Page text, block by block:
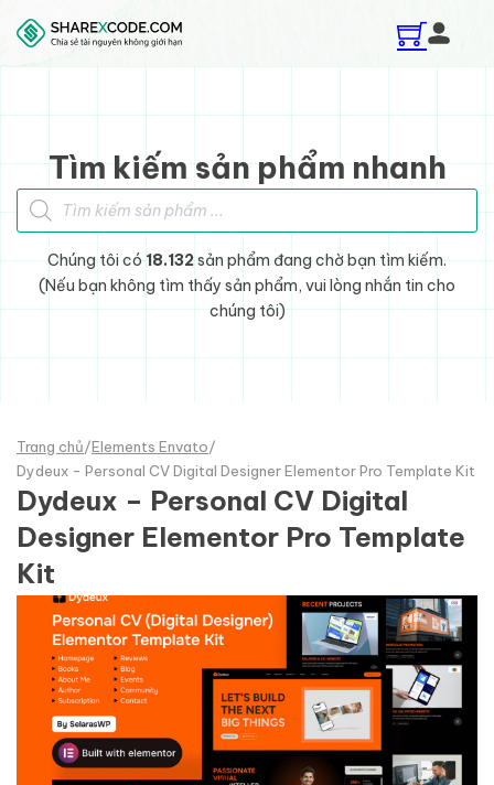
Skip to main content
Skip to footer
Tìm kiếm sản phẩm nhanh
Tìm kiếm sản phẩm
Chúng tôi có 18.132sản phẩm đang chờ bạn tìm kiếm.
(Nếu bạn không tìm thấy sản phẩm, vui lòng nhắn tin cho
chúng tôi)
Trang chủ/Elements Envato/
Dydeux - Personal CV Digital Designer Elementor Pro Template Kit
Dydeux – Personal CV Digital
Designer Elementor Pro Template
Kit